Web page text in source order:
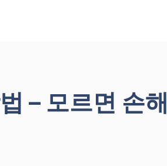
– 모르면 손